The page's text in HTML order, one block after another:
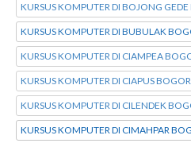
KURSUS KOMPUTER DI BOJONG
KURSUS KOMPUTER DI BUBULAK
KURSUS KOMPUTER DI CIAMPEA
KURSUS KOMPUTER DI CIAPUS BOGOR
KURSUS KOMPUTER DI CILENDEK
KURSUS KOMPUTER DI CIMAHPAR